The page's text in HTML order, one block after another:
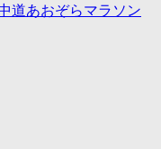
道あおぞらマラソン